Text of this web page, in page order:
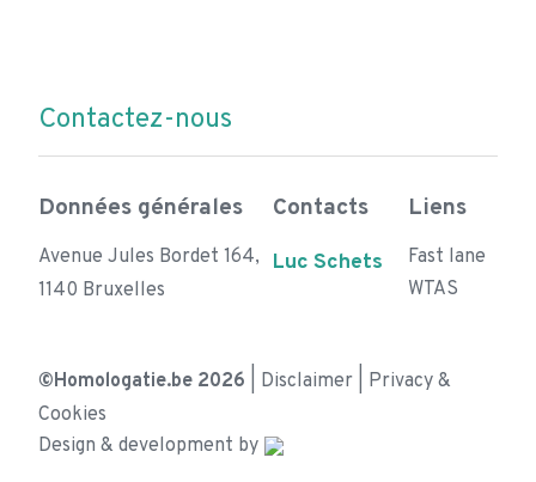
Contactez-nous
Données générales
Avenue Jules Bordet 164,
1140 Bruxelles
Contacts
Luc Schets
Liens
Fast lane
WTAS
©Homologatie.be 2026 Disclaimer
Privacy &
Cookies
Design & development by